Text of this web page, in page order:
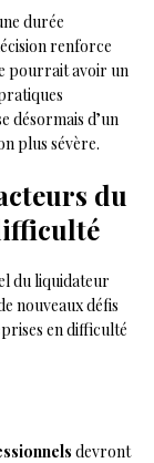
durée
renforce
pourrait avoir un
désormais d’un
plus sévère.
du
du liquidateur
nouveaux défis
en difficulté
devront